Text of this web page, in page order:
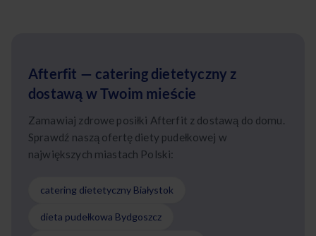
Afterfit — catering dietetyczny z
dostawą w Twoim mieście
Zamawiaj zdrowe posiłki Afterfit z dostawą do domu.
Sprawdź naszą ofertę diety pudełkowej w
największych miastach Polski:
catering dietetyczny Białystok
dieta pudełkowa Bydgoszcz